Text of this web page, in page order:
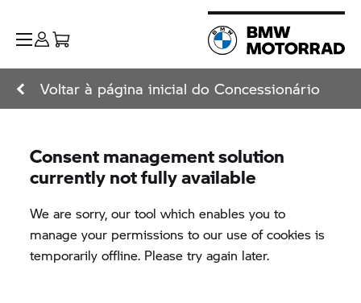
Voltar à página inicial do Concessionário